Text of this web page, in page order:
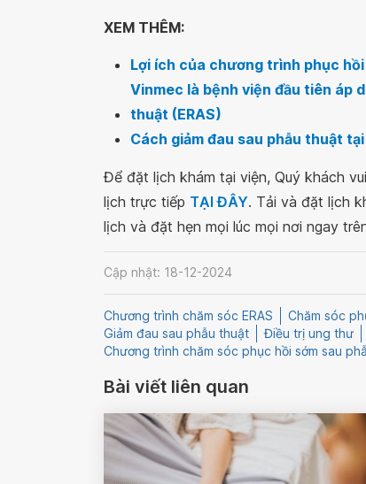
XEM THÊM:
Lợi ích của chương trình phục
Vinmec là bệnh viện đầu tiên áp
thuật (ERAS)
Cách giảm đau sau phẫu thuật
Để đặt lịch khám tại viện, Quý khách
lịch trực tiếp TẠI ĐÂY. Tải và đặt lịch
lịch và đặt hẹn mọi lúc mọi nơi ngay
Cập nhật: 18-12-2024
Chương trình chăm sóc ERAS Chăm sóc
Giảm đau sau phẫu thuật
Điều trị ung thư
Chương trình chăm sóc phục hồi sớm sau
Bài viết liên quan